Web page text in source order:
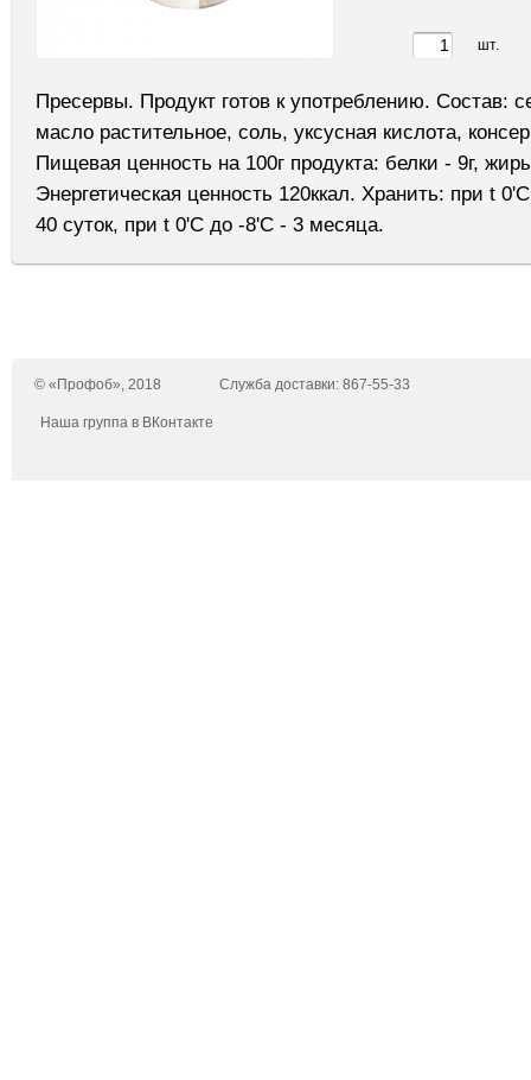
шт.
Пресервы. Продукт готов к употреблению. Состав:
масло растительное, соль, уксусная кислота,
Пищевая ценность на 100г продукта: белки - 9г,
Энергетическая ценность 120ккал. Хранить: при t
40 суток, при t 0'C до -8'C - 3 месяца.
© «Профоб», 2018 Служба доставки: 867-55-33
Наша группа в ВКонтакте